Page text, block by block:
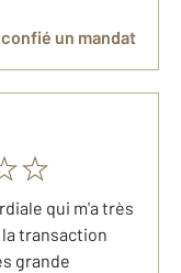
un mandat
qui m'a très
transaction
grande